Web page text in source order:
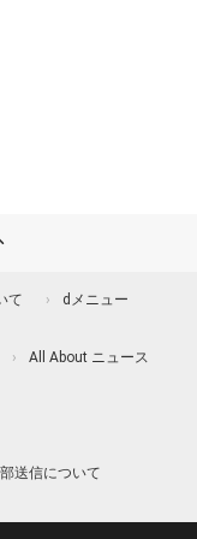
て dメニュー
All About ニュース
送信について